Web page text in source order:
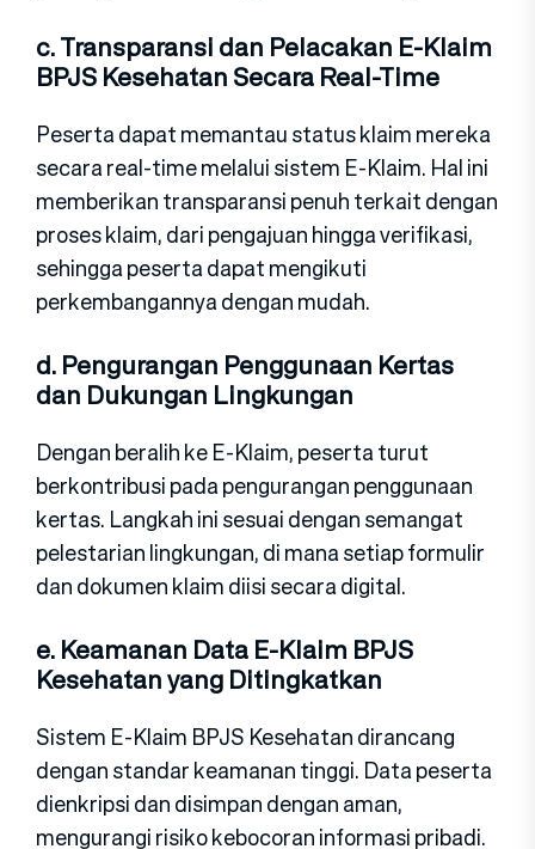
c. Transparansi dan Pelacakan E-Klaim
BPJS Kesehatan Secara Real-Time
Peserta dapat memantau status klaim mereka
secara real-time melalui sistem E-Klaim. Hal ini
memberikan transparansi penuh terkait dengan
proses klaim, dari pengajuan hingga verifikasi,
sehingga peserta dapat mengikuti
perkembangannya dengan mudah.
d. Pengurangan Penggunaan Kertas
dan Dukungan Lingkungan
Dengan beralih ke E-Klaim, peserta turut
berkontribusi pada pengurangan penggunaan
kertas. Langkah ini sesuai dengan semangat
pelestarian lingkungan, di mana setiap formulir
dan dokumen klaim diisi secara digital.
e. Keamanan Data E-Klaim BPJS
Kesehatan yang Ditingkatkan
Sistem E-Klaim BPJS Kesehatan dirancang
dengan standar keamanan tinggi. Data peserta
dienkripsi dan disimpan dengan aman,
mengurangi risiko kebocoran informasi pribadi.